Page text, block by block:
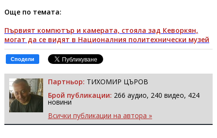
Още по темата:
Първият компютър и камерата, стояла зад Кеворкян,
могат да се видят в Националния политехнически музей
Сподели
Партньор: ТИХОМИР ЦЪРОВ
Брой публикации: 266 аудио, 240 видео, 424
новини
Всички публикации на автора »